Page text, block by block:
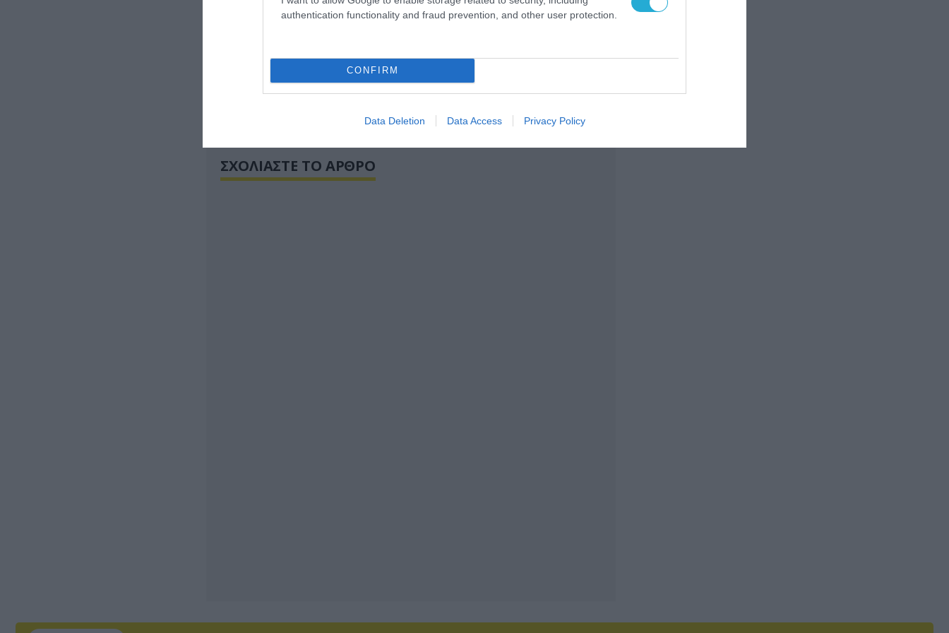
authentication functionality and fraud prevention, and other user protection.
CONFIRM
Data Deletion Data Access Privacy Policy
Σε εκτενή ρεπορτάζ τους, το CNN Turk και η Turkiye Today
επίσης παρουσιάζουν τις δηλώσεις των δύο υπουργών,
περαιτέρω εμβάθυνση των στρατηγικών τους σχέσεων. Η Daily
Sabah, από την άλλη, υποστηρίζει ότι οι εντεινόμενοι δεσμοί
των δύο χωρών ενδέχεται να βλάψουν την προσέγγιση της
Τουρκίας με την Ελλάδα.
ΣΧΟΛΙΑΣΤΕ ΤΟ ΑΡΘΡΟ